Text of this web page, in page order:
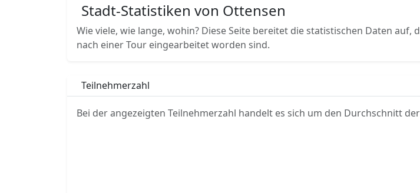
Stadt-Statistiken von Ottensen
Wie viele, wie lange, wohin? Diese Seite bereitet die statistischen Daten
nach einer Tour eingearbeitet worden sind.
Teilnehmerzahl
Bei der angezeigten Teilnehmerzahl handelt es sich um den Durchschnitt